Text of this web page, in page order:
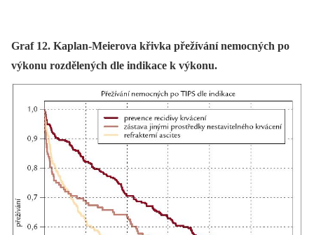
Graf 12. Kaplan-Meierova křivka přežívání nemocných po
výkonu rozdělených dle indikace k výkonu.